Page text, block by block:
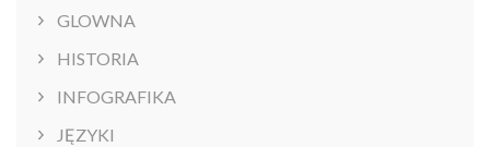
GLOWNA
HISTORIA
INFOGRAFIKA
JĘZYKI